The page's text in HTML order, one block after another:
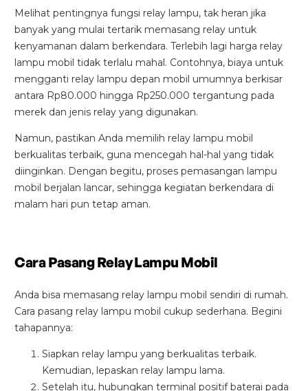
Melihat pentingnya fungsi relay lampu, tak heran jika
banyak yang mulai tertarik memasang relay untuk
kenyamanan dalam berkendara. Terlebih lagi harga relay
lampu mobil tidak terlalu mahal. Contohnya, biaya untuk
mengganti relay lampu depan mobil umumnya berkisar
antara Rp80.000 hingga Rp250.000 tergantung pada
merek dan jenis relay yang digunakan.
Namun, pastikan Anda memilih relay lampu mobil
berkualitas terbaik, guna mencegah hal-hal yang tidak
diinginkan. Dengan begitu, proses pemasangan lampu
mobil berjalan lancar, sehingga kegiatan berkendara di
malam hari pun tetap aman.
Cara Pasang Relay Lampu Mobil
Anda bisa memasang relay lampu mobil sendiri di rumah.
Cara pasang relay lampu mobil cukup sederhana. Begini
tahapannya:
Siapkan relay lampu yang berkualitas terbaik.
Kemudian, lepaskan relay lampu lama.
Setelah itu, hubungkan terminal positif baterai pada